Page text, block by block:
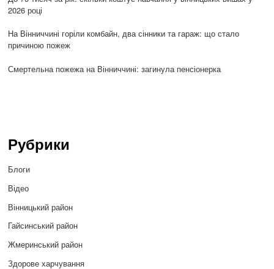
2026 році
На Вінниччині горіли комбайн, два сінники та гараж: що стало
причиною пожеж
Смертельна пожежа на Вінниччині: загинула пенсіонерка
Рубрики
Блоги
Відео
Вінницький район
Гайсинський район
Жмеринський район
Здорове харчування